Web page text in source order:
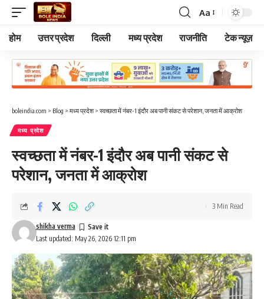
Font
Resizer
Aa
होम उत्तर प्रदेश दिल्ली मध्य प्रदेश राजनीति टेक न्यूज़
boleindia.com > Blog > मध्य प्रदेश> स्वच्छता में नंबर-1 इंदौर अब पानी संकट से परेशान, जनता में आक्रोश
मध्य प्रदेश
स्वच्छता में नंबर-1 इंदौर अब पानी संकट से
परेशान, जनता में आक्रोश
Last updated: May 26, 2026 12:11 pm
shikha verma
3 Min Read